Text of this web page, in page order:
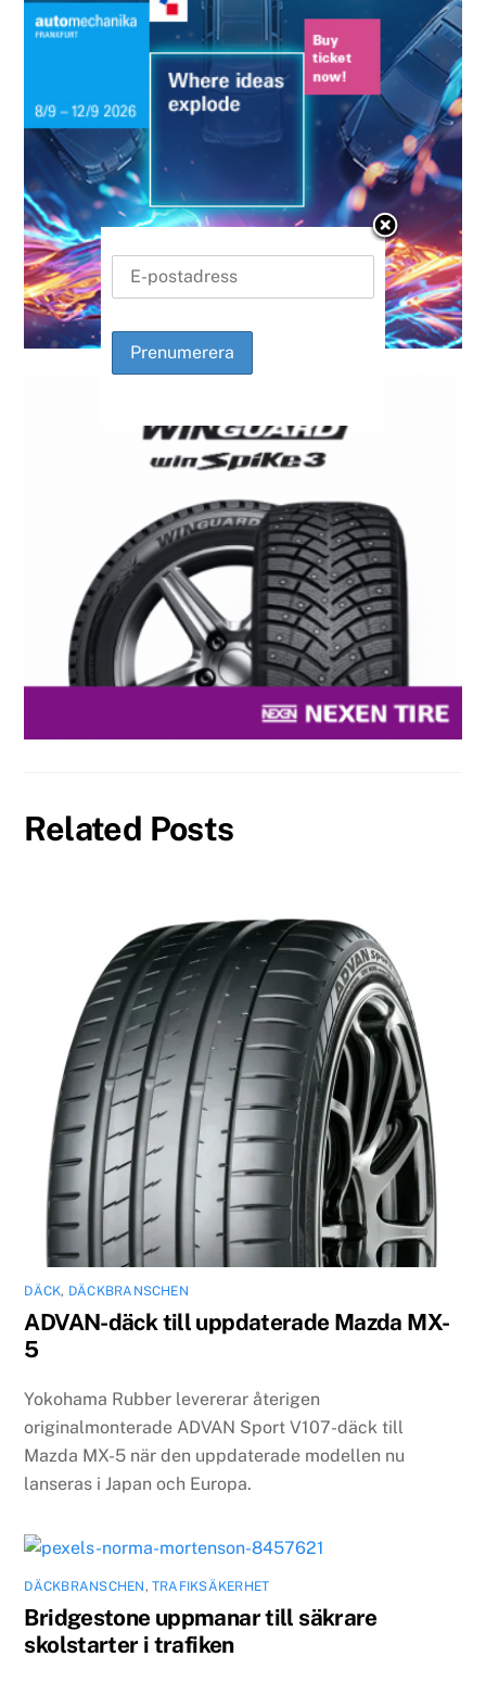
Related Posts
DÄCK, DÄCKBRANSCHEN
ADVAN-däck till uppdaterade Mazda MX-
5
Yokohama Rubber levererar återigen
originalmonterade ADVAN Sport V107-däck till
Mazda MX-5 när den uppdaterade modellen nu
lanseras i Japan och Europa.
DÄCKBRANSCHEN ,TRAFIKSÄKERHET
Bridgestone uppmanar till säkrare
skolstarter i trafiken